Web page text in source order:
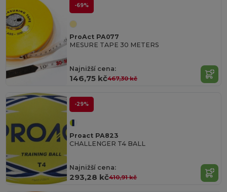
-69%
ProAct PA077
MESURE TAPE 30 METERS
Najnižší cena:
146,75 kč467,30 kč
-29%
Proact PA823
CHALLENGER T4 BALL
Najnižší cena:
293,28 kč410,91 kč